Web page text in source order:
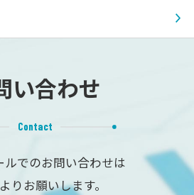
い合わせ
Contact
ルでのお問い合わせは
りお願いします。